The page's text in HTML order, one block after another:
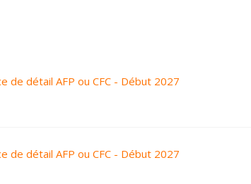
de détail AFP ou CFC - Début 2027
de détail AFP ou CFC - Début 2027